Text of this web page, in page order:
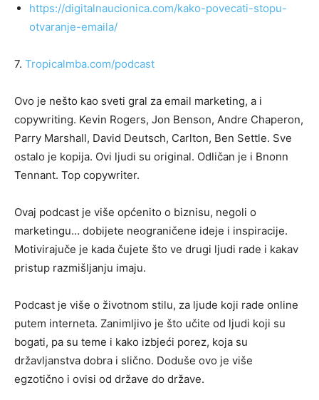
https://digitalnaucionica.com/kako-povecati-stopu-
otvaranje-emaila/
7. Tropicalmba.com/podcast
Ovo je nešto kao sveti gral za email marketing, a i
copywriting. Kevin Rogers, Jon Benson, Andre Chaperon,
Parry Marshall, David Deutsch, Carlton, Ben Settle. Sve
ostalo je kopija. Ovi ljudi su original. Odličan je i Bnonn
Tennant. Top copywriter.
Ovaj podcast je više općenito o biznisu, negoli o
marketingu… dobijete neograničene ideje i inspiracije.
Motivirajuče je kada čujete što ve drugi ljudi rade i kakav
pristup razmišljanju imaju.
Podcast je više o životnom stilu, za ljude koji rade online
putem interneta. Zanimljivo je što učite od ljudi koji su
bogati, pa su teme i kako izbjeći porez, koja su
državljanstva dobra i slično. Doduše ovo je više
egzotično i ovisi od države do države.